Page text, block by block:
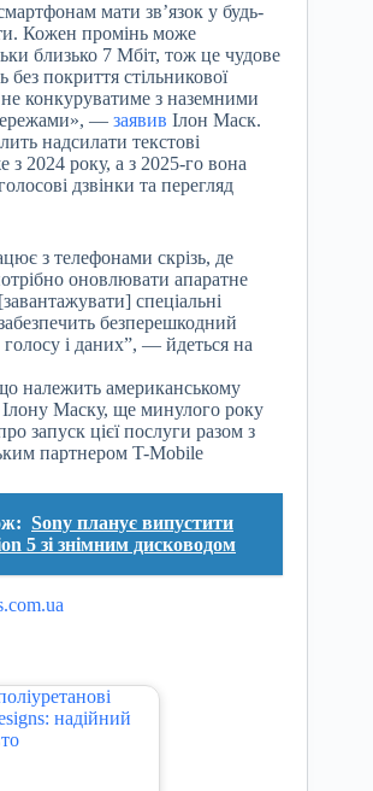
мати звʼязок у будь-
Кожен промінь може
близько 7 Мбіт, тож це чудове
без покриття стільникової
конкуруватиме з наземними
— заявив Ілон Маск.
надсилати текстові
з 2024 року, а з 2025-го вона
дзвінки та перегляд
з телефонами скрізь, де
оновлювати апаратне
спеціальні
безперешкодний
голосу і даних”, — йдеться на
належить американському
Ілону Маску, ще минулого року
запуск цієї послуги разом з
партнером T-Mobile
Sony планує випустити
5 зі знімним дисководом